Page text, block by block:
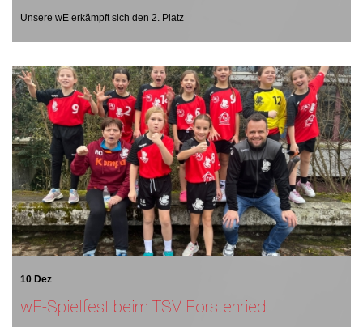
Unsere wE erkämpft sich den 2. Platz
10 Dez
wE-Spielfest beim TSV Forstenried